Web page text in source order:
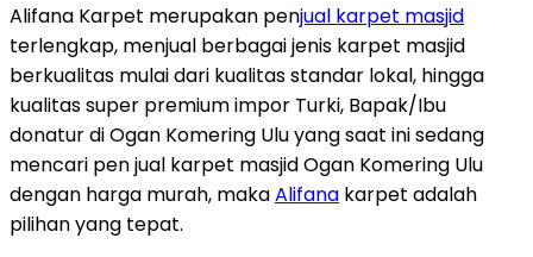
Alifana Karpet merupakan penjual karpet masjid
terlengkap, menjual berbagai jenis karpet masjid
berkualitas mulai dari kualitas standar lokal, hingga
kualitas super premium impor Turki, Bapak/Ibu
donatur di Ogan Komering Ulu yang saat ini sedang
mencari pen jual karpet masjid Ogan Komering Ulu
dengan harga murah, makaAlifana karpet adalah
pilihan yang tepat.